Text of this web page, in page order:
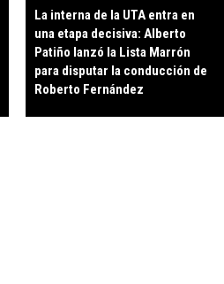
La interna de la UTA entra en
una etapa decisiva: Alberto
Patiño lanzó la Lista Marrón
para disputar la conducción de
Roberto Fernández